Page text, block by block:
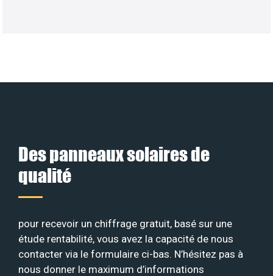
Des panneaux solaires de
qualité
pour recevoir un chiffrage gratuit, basé sur une
étude rentabilité, vous avez la capacité de nous
contacter via le formulaire ci-bas. N’hésitez pas à
nous donner le maximum d’informations